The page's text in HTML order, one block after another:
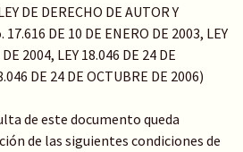
DE DERECHO DE AUTOR Y
17.616 DE 10 DE ENERO DE 2003, LEY
2004, LEY 18.046 DE 24 DE
DE 24 DE OCTUBRE DE 2006)
de este documento queda
de las siguientes condiciones de